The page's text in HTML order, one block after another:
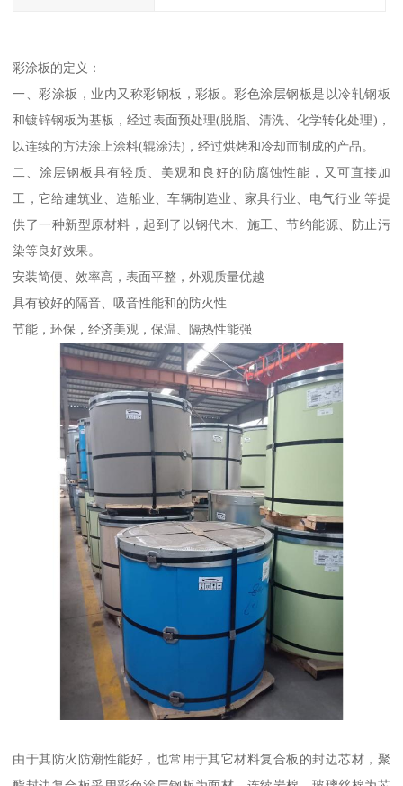
彩涂板的定义：
一、彩涂板，业内又称彩钢板，彩板。彩色涂层钢板是以冷轧钢板
和镀锌钢板为基板，经过表面预处理(脱脂、清洗、化学转化处理)，
以连续的方法涂上涂料(辊涂法)，经过烘烤和冷却而制成的产品。
二、涂层钢板具有轻质、美观和良好的防腐蚀性能，又可直接加
工，它给建筑业、造船业、车辆制造业、家具行业、电气行业 等提
供了一种新型原材料，起到了以钢代木、施工、节约能源、防止污
染等良好效果。
安装简便、效率高，表面平整，外观质量优越
具有较好的隔音、吸音性能和的防火性
节能，环保，经济美观，保温、隔热性能强
由于其防火防潮性能好，也常用于其它材料复合板的封边芯材，聚